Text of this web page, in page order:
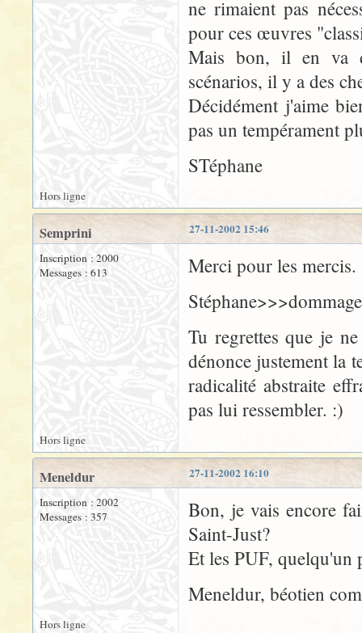
ne rimaient pas
pour ces œuvres
Mais bon, il en va
scénarios, il y a des
Décidément j'aime
pas un tempérament
STéphane
Hors ligne
27-11-2002 15:46
Semprini
Inscription : 2000
Messages : 613
Merci pour les mercis.
Tu regrettes que je
dénonce justement la
radicalité abstraite
pas lui ressembler. :)
Hors ligne
27-11-2002 16:10
Meneldur
Inscription : 2002
Messages : 357
Bon, je vais encore
Saint-Just?
Et les PUF, quelqu'un
Meneldur, béotien
Hors ligne